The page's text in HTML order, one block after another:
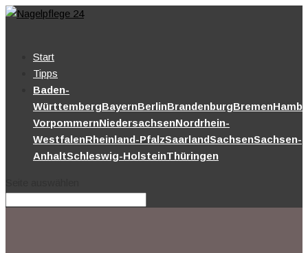
Start
Tipps
Baden-
WürttembergBayernBerlinBrandenburgBremen
VorpommernNiedersachsenNordrhein-
WestfalenRheinland-PfalzSaarlandSachsenSachsen-
AnhaltSchleswig-HolsteinThüringen